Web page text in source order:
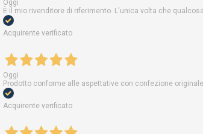
Oggi
È il mio rivenditore di riferimento. L'unica volta che
Acquirente verificato
Oggi
Prodotto conforme alle aspettative con confezione
Acquirente verificato